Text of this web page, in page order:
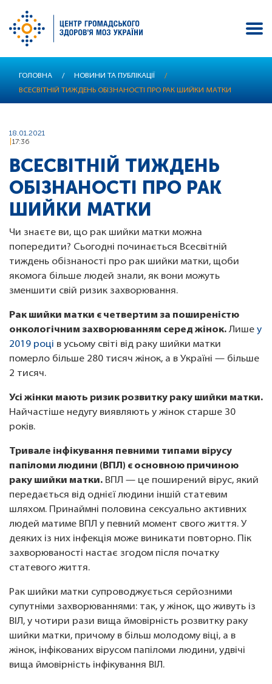
основного
ГОЛОВНА / НОВИНИ ТА ПУБЛІКАЦІЇ
/
ВСЕСВІТНІЙ ТИЖДЕНЬ ОБІЗНАНОСТІ ПРО РАК ШИЙКИ МАТКИ
18.01.2021
17:36
ВСЕСВІТНІЙ ТИЖДЕНЬ
ОБІЗНАНОСТІ ПРО РАК
ШИЙКИ МАТКИ
Чи знаєте ви, що рак шийки матки можна
попередити? Сьогодні починається Всесвітній
тиждень обізнаності про рак шийки матки, щоби
якомога більше людей знали, як вони можуть
зменшити свій ризик захворювання.
Рак шийки матки є четвертим за поширеністю
онкологічним захворюванням серед жінок.Лише у
2019 році в усьому світі від раку шийки матки
померло більше 280 тисяч жінок, а в Україні — більше
2 тисяч.
Усі жінки мають ризик розвитку раку шийки матки.
Найчастіше недугу виявляють у жінок старше 30
років.
Тривале інфікування певними типами вірусу
папіломи людини (ВПЛ) є основною причиною
раку шийки матки. ВПЛ — це поширений вірус, який
передається від однієї людини іншій статевим
шляхом. Принаймні половина сексуально активних
людей матиме ВПЛ у певний момент свого життя. У
деяких із них інфекція може виникати повторно. Пік
захворюваності настає згодом після початку
статевого життя.
Рак шийки матки супроводжується серйозними
супутніми захворюваннями: так, у жінок, що живуть із
ВІЛ, у чотири рази вища ймовірність розвитку раку
шийки матки, причому в більш молодому віці, а в
жінок, інфікованих вірусом папіломи людини, удвічі
вища ймовірність інфікування ВІЛ.